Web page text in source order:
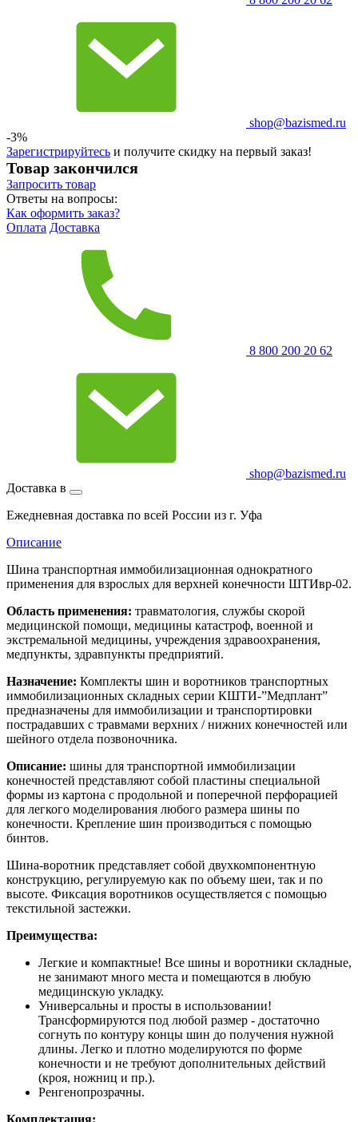
shop@bazismed.ru
-3%
Зарегистрируйтесь и получите скидку на первый заказ!
Товар закончился
Запросить товар
Ответы на вопросы:
Как оформить заказ?
Оплата Доставка
8 800 200 20 62
shop@bazismed.ru
Доставка в
Ежедневная доставка по всей России из г. Уфа
Описание
Шина транспортная иммобилизационная однократного
применения для взрослых для верхней конечности ШТИвр-02.
Область применения: травматология, службы скорой
медицинской помощи, медицины катастроф, военной и
экстремальной медицины, учреждения здравоохранения,
медпункты, здравпункты предприятий.
Назначение: Комплекты шин и воротников транспортных
иммобилизационных складных серии КШТИ-”Медплант”
предназначены для иммобилизации и транспортировки
пострадавших с травмами верхних / нижних конечностей или
шейного отдела позвоночника.
Описание: шины для транспортной иммобилизации
конечностей представляют собой пластины специальной
формы из картона с продольной и поперечной перфорацией
для легкого моделирования любого размера шины по
конечности. Крепление шин производиться с помощью
бинтов.
Шина-воротник представляет собой двухкомпонентную
конструкцию, регулируемую как по объему шеи, так и по
высоте. Фиксация воротников осуществляется с помощью
текстильной застежки.
Преимущества:
Легкие и компактные! Все шины и воротники складные,
не занимают много места и помещаются в любую
медицинскую укладку.
Универсальны и просты в использовании!
Трансформируются под любой размер - достаточно
согнуть по контуру концы шин до получения нужной
длины. Легко и плотно моделируются по форме
конечности и не требуют дополнительных действий
(кроя, ножниц и пр.).
Ренгенопрозрачны.
Комплектация: